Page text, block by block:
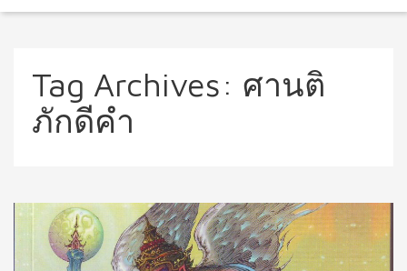
Tag Archives: ศานติ
ภักดีคำ